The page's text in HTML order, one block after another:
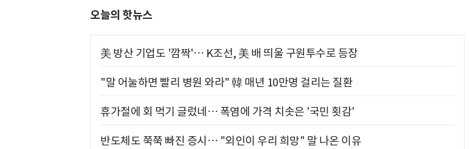
오늘의 핫뉴스
美 방산 기업도 '깜짝'… K조선, 美 배 띄울 구원투수로 등장
"말 어눌하면 빨리 병원 와라" 韓 매년 10만명 걸리는 질환
휴가철에 회 먹기 글렀네… 폭염에 가격 치솟은 '국민 횟감'
반도체도 쭉쭉 빠진 증시… "외인이 우리 희망" 말 나온 이유